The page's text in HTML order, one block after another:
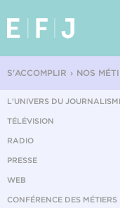
NOS
S'ACCOMPLIR
L'UNIVERS DU
TÉLÉVISION
RADIO
PRESSE
WEB
CONFÉRENCE DES MÉTIERS